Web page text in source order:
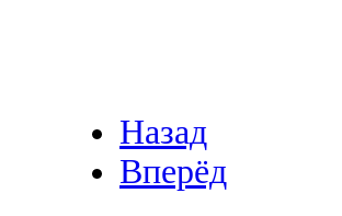
Назад
Вперёд